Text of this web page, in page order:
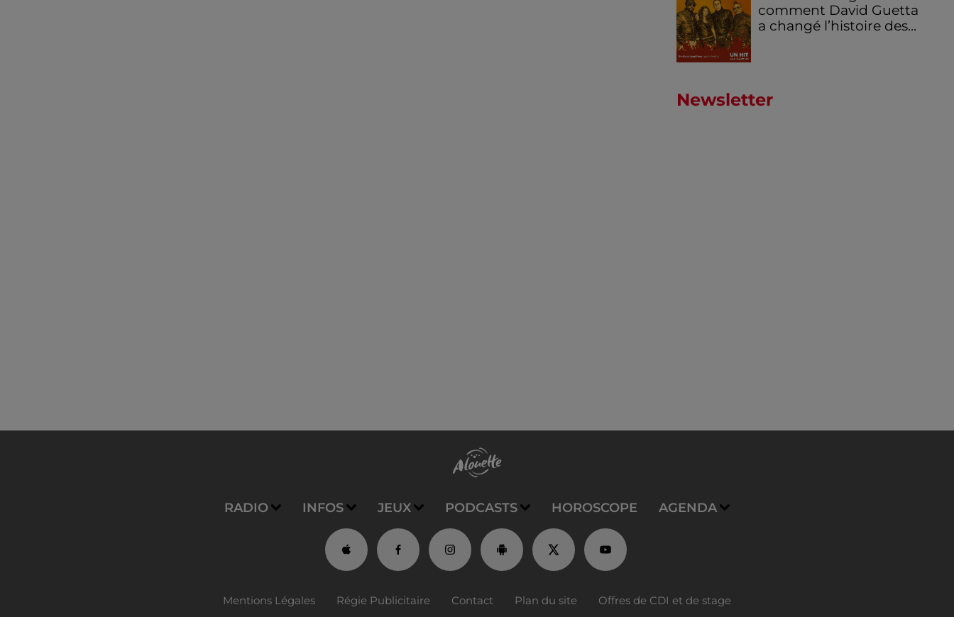
comment David Guetta
a changé l’histoire des...
Newsletter
RADIO INFOS JEUX PODCASTS HOROSCOPE AGENDA
Mentions Légales Régie Publicitaire Contact Plan du site Offres de CDI et de stage